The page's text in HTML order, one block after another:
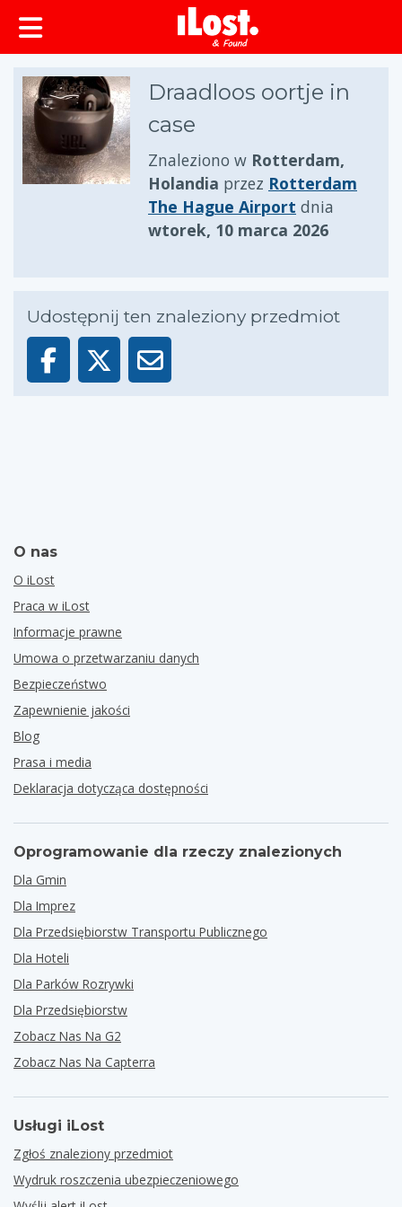
zawartości
Draadloos oortje in
case
Znaleziono w Rotterdam,
Holandia przez Rotterdam
The Hague Airport dnia
wtorek, 10 marca 2026
Udostępnij ten znaleziony przedmiot
O nas
O iLost
Praca w iLost
Informacje prawne
Umowa o przetwarzaniu danych
Bezpieczeństwo
Zapewnienie jakości
Blog
Prasa i media
Deklaracja dotycząca dostępności
Oprogramowanie dla rzeczy znalezionych
Dla Gmin
Dla Imprez
Dla Przedsiębiorstw Transportu Publicznego
Dla Hoteli
Dla Parków Rozrywki
Dla Przedsiębiorstw
Zobacz Nas Na G2
Zobacz Nas Na Capterra
Usługi iLost
Zgłoś znaleziony przedmiot
Wydruk roszczenia ubezpieczeniowego